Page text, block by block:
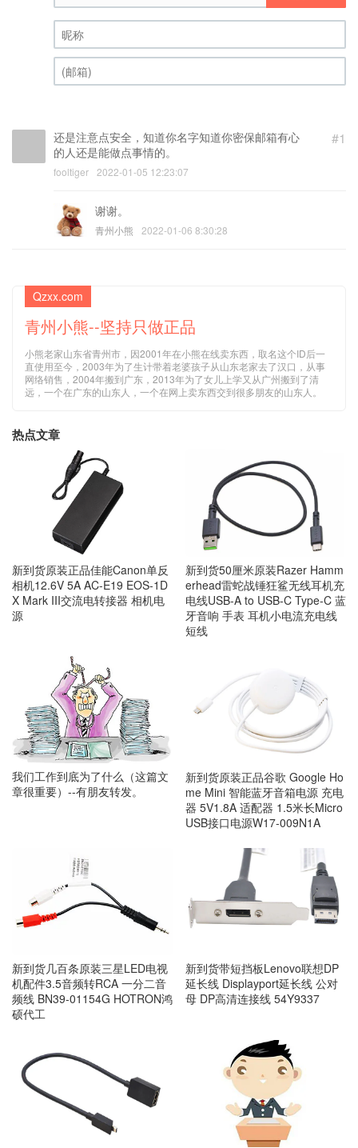
昵称 (必填)
#1
还是注意点安全，知道你名字知道你密保邮箱有心
的人还是能做点事情的。
fooltiger 2022-01-05 12:23:07
谢谢。
青州小熊 2022-01-06 8:30:28
Qzxx.com
青州小熊--坚持只做正品
小熊老家山东省青州市，因2001年在小熊在线卖东西，取名这个ID后一
直使用至今，2003年为了生计带着老婆孩子从山东老家去了汉口，从事
网络销售，2004年搬到广东，2013年为了女儿上学又从广州搬到了清
远，一个在广东的山东人，一个在网上卖东西交到很多朋友的山东人。
热点文章
新到货原装正品佳能Canon单反
相机12.6V 5A AC-E19 EOS-1D
X Mark III交流电转接器 相机电
源
新到货50厘米原装Razer Hamm
erhead雷蛇战锤狂鲨无线耳机充
电线USB-A to USB-C Type-C 蓝
牙音响 手表 耳机小电流充电线
短线
我们工作到底为了什么（这篇文
章很重要）--有朋友转发。
新到货原装正品谷歌 Google Ho
me Mini 智能蓝牙音箱电源 充电
器 5V1.8A 适配器 1.5米长Micro
USB接口电源W17-009N1A
新到货几百条原装三星LED电视
机配件3.5音频转RCA 一分二音
频线 BN39-01154G HOTRON鸿
硕代工
新到货带短挡板Lenovo联想DP
延长线 Displayport延长线 公对
母 DP高清连接线 54Y9337